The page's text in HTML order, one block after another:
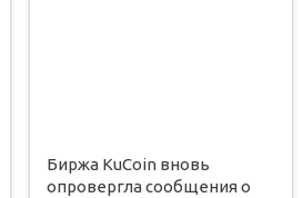
Биржа KuCoin вновь
опровергла сообщения о